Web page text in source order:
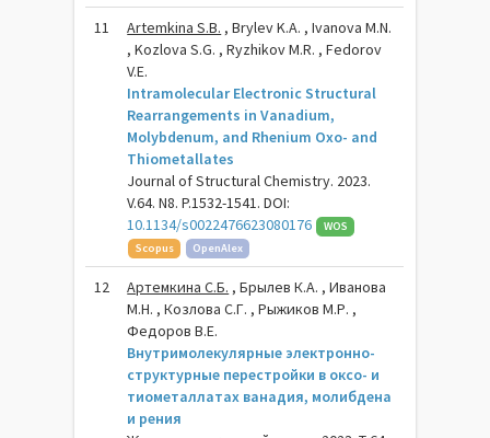
11 Artemkina S.B. , Brylev K.A. , Ivanova M.N.
, Kozlova S.G. , Ryzhikov M.R. , Fedorov
V.E.
Intramolecular Electronic Structural
Rearrangements in Vanadium,
Molybdenum, and Rhenium Oxo- and
Thiometallates
Journal of Structural Chemistry. 2023.
V.64. N8. P.1532-1541. DOI:
10.1134/s0022476623080176
WOS
Scopus
OpenAlex
12 Артемкина С.Б. , Брылев К.А. , Иванова
М.Н. , Козлова С.Г. , Рыжиков М.Р. ,
Федоров В.Е.
Внутримолекулярные электронно-
структурные перестройки в оксо- и
тиометаллатах ванадия, молибдена
и рения